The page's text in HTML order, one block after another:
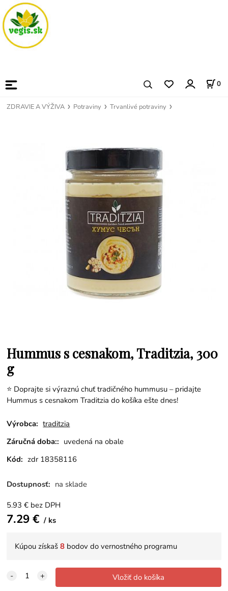
0
ZDRAVIE A VÝŽIVA Potraviny Trvanlivé potraviny
Hummus s cesnakom, Traditzia, 300
g
⭐ Doprajte si výraznú chuť tradičného hummusu – pridajte
Hummus s cesnakom Traditzia do košíka ešte dnes!
Výrobca: traditzia
Záručná doba:: uvedená na obale
Kód: zdr 18358116
Dostupnosť: na sklade
5.93 € bez DPH
7.29€ ks
Kúpou získaš8 bodov do vernostného programu